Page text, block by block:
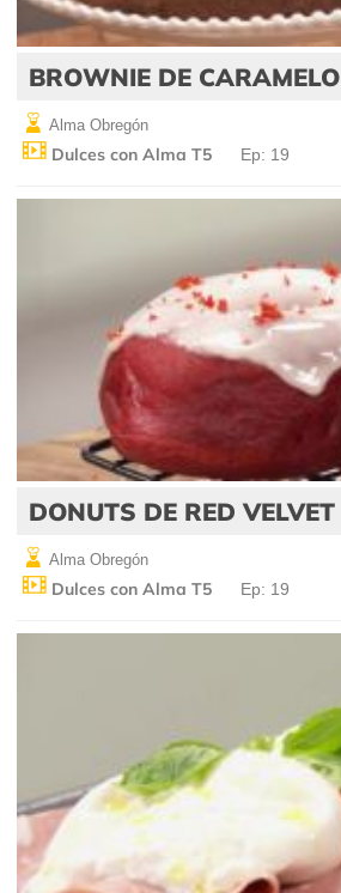
BROWNIE DE CARAMELO
Alma Obregón
Dulces con Alma T5 Ep: 19
DONUTS DE RED VELVET
Alma Obregón
Dulces con Alma T5 Ep: 19